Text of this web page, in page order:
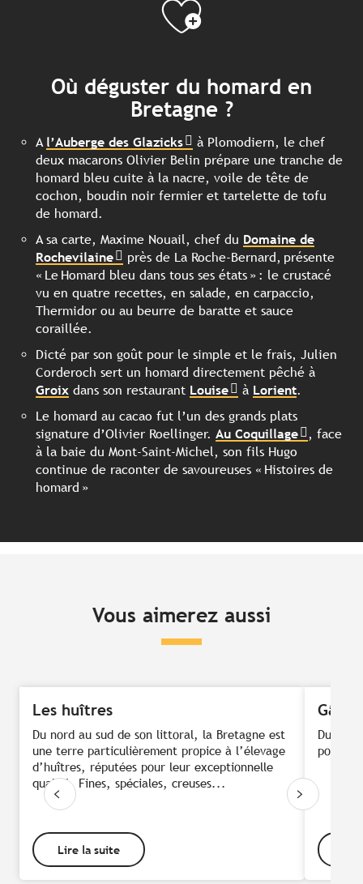
Où déguster du homard en
Bretagne ?
A l’Auberge des Glazicks
à Plomodiern, le chef
deux macarons Olivier Belin prépare une tranche de
homard bleu cuite à la nacre, voile de tête de
cochon, boudin noir fermier et tartelette de tofu
de homard.
A sa carte, Maxime Nouail, chef du Domaine de
Rochevilaine
près de La Roche-Bernard, présente
« Le Homard bleu dans tous ses états » : le crustacé
vu en quatre recettes, en salade, en carpaccio,
Thermidor ou au beurre de baratte et sauce
coraillée.
Dicté par son goût pour le simple et le frais, Julien
Corderoch sert un homard directement pêché à
Groix dans son restaurant Louise à Lorient.
Le homard au cacao fut l’un des grands plats
signature d’Olivier Roellinger. Au Coquillage
, face
à la baie du Mont-Saint-Michel, son fils Hugo
continue de raconter de savoureuses « Histoires de
homard »
Vous aimerez aussi
Les huîtres
Du nord au sud de son littoral, la Bretagne est
une terre particulièrement propice à l’élevage
d’huîtres, réputées pour leur exceptionnelle
qualité. Fines, spéciales, creuses...
Lire la suite
Du
pour